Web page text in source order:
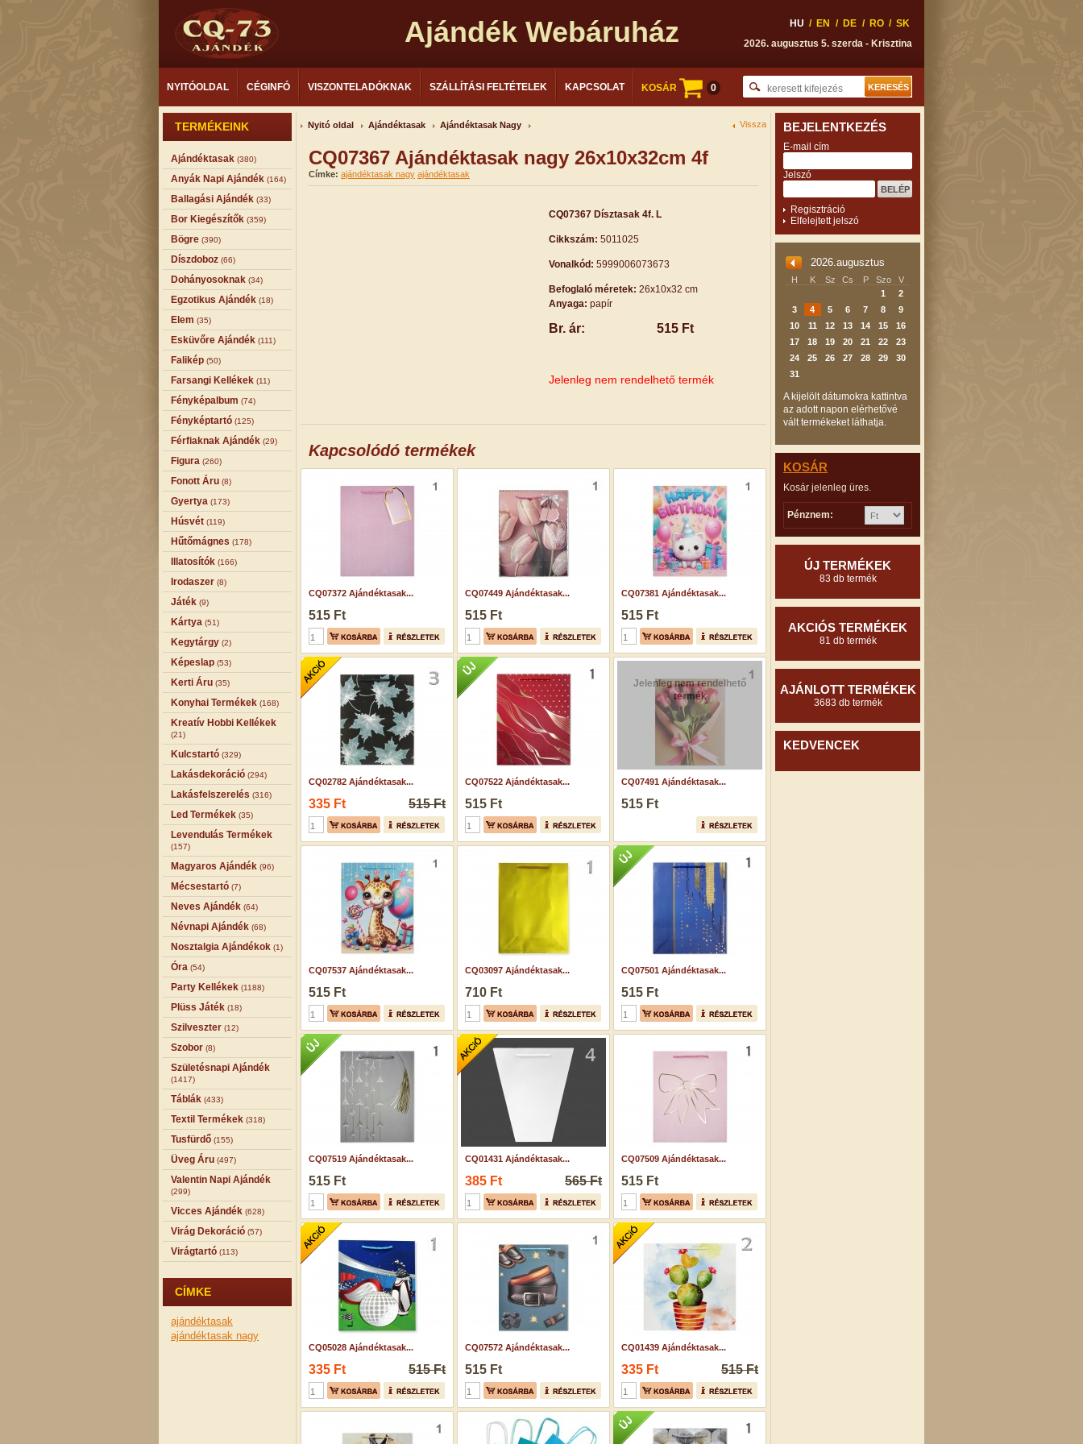
Ajándék Webáruház HU / EN / DE / RO / SK
2026. augusztus 5. szerda - Krisztina
NYITÓOLDAL CÉGINFÓ VISZONTELADÓKNAK SZÁLLÍTÁSI FELTÉTELEK KAPCSOLAT KOSÁR 0
TERMÉKEINK
Ajándéktasak (380)
Anyák Napi Ajándék (164)
Ballagási Ajándék (33)
Bor Kiegészítők (359)
Bögre (390)
Díszdoboz (66)
Dohányosoknak (34)
Egzotikus Ajándék (18)
Elem (35)
Esküvőre Ajándék (111)
Falikép (50)
Farsangi Kellékek (11)
Fényképalbum (74)
Fényképtartó (125)
Férfiaknak Ajándék (29)
Figura (260)
Fonott Áru (8)
Gyertya (173)
Húsvét (119)
Hűtőmágnes (178)
Illatosítók (166)
Irodaszer (8)
Játék (9)
Kártya (51)
Kegytárgy (2)
Képeslap (53)
Kerti Áru (35)
Konyhai Termékek (168)
Kreatív Hobbi Kellékek
(21)
Kulcstartó (329)
Lakásdekoráció (294)
Lakásfelszerelés (316)
Led Termékek (35)
Levendulás Termékek
(157)
Magyaros Ajándék (96)
Mécsestartó (7)
Neves Ajándék (64)
Névnapi Ajándék (68)
Nosztalgia Ajándékok (1)
Óra (54)
Party Kellékek (1188)
Plüss Játék (18)
Szilveszter (12)
Szobor (8)
Születésnapi Ajándék
(1417)
Táblák (433)
Textil Termékek (318)
Tusfürdő (155)
Üveg Áru (497)
Valentin Napi Ajándék
(299)
Vicces Ajándék (628)
Virág Dekoráció (57)
Virágtartó (113)
CÍMKE
ajándéktasak
ajándéktasak nagy
Nyitó oldal Ajándéktasak Ajándéktasak Nagy Vissza
CQ07367 Ajándéktasak nagy 26x10x32cm 4f
Címke: ajándéktasak nagy ajándéktasak
CQ07367 Dísztasak 4f. L
Cikkszám: 5011025
Vonalkód: 5999006073673
Befoglaló méretek: 26x10x32 cm
Anyaga: papír
Br. ár: 515 Ft
Jelenleg nem rendelhető termék
Kapcsolódó termékek
CQ07372 Ajándéktasak...
515 Ft
CQ07449 Ajándéktasak...
515 Ft
CQ07381 Ajándéktasak...
515 Ft
CQ02782 Ajándéktasak...
335 Ft 515 Ft
CQ07522 Ajándéktasak...
515 Ft
Jelenleg nem rendelhető
termék
CQ07491 Ajándéktasak...
515 Ft
CQ07537 Ajándéktasak...
515 Ft
CQ03097 Ajándéktasak...
710 Ft
CQ07501 Ajándéktasak...
515 Ft
CQ07519 Ajándéktasak...
515 Ft
CQ01431 Ajándéktasak...
385 Ft 565 Ft
CQ07509 Ajándéktasak...
515 Ft
CQ05028 Ajándéktasak...
335 Ft 515 Ft
CQ07572 Ajándéktasak...
515 Ft
CQ01439 Ajándéktasak...
335 Ft 515 Ft
BEJELENTKEZÉS
E-mail cím
Jelszó
Regisztráció
Elfelejtett jelszó
2026.augusztus
H K Sz Cs P Szo
V
1
2
3
4 5 6 7 8
9
10
11 12 13 14 15
16
17
18 19 20 21 22
23
24
25 26 27 28 29
30
31
A kijelölt dátumokra kattintva
az adott napon elérhetővé
vált termékeket láthatja.
KOSÁR
Kosár jelenleg üres.
Pénznem:
ÚJ TERMÉKEK
83 db termék
AKCIÓS TERMÉKEK
81 db termék
AJÁNLOTT TERMÉKEK
3683 db termék
KEDVENCEK